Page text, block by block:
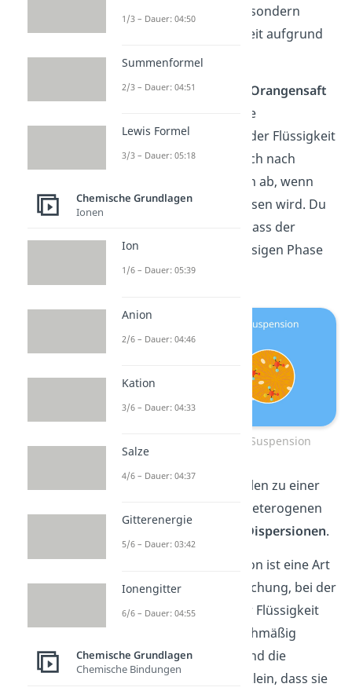
gleichmäßig verteilt, sondern
setzen sich mit der Zeit aufgrund
derSchwerkraft
Ein gutes Beispiel ist
Orangensaft
. Die
Fruchtstücke sind in der Flüssigkeit
verteilt und setzen sich nach
einiger Zeit am Boden ab, wenn
der Saft stehen gelassen wird. Du
kannst auch sagen, dass der
Feststoff in einer flüssigen Phase
suspendiert
Orangensaft: Eine Suspension
Die Supensionen zählen zu einer
Unterkategorie der heterogenen
Stoffgemische: den
Dispersionen.
Eine Dispersion ist eine Art
von heterogener Mischung, bei der
feinePartikel in einer Flüssigkeit
oder einem Gas gleichmäßig
verteilt sind. Dabei sind die
Feststoffteilchen so klein, dass sie
1/3 – Dauer: 04:50
Summenformel
2/3 – Dauer: 04:51
Lewis Formel
3/3 – Dauer: 05:18
Chemische Grundlagen
Ionen
Ion
1/6 – Dauer: 05:39
Anion
2/6 – Dauer: 04:46
Kation
3/6 – Dauer: 04:33
Salze
4/6 – Dauer: 04:37
Gitterenergie
5/6 – Dauer: 03:42
Ionengitter
6/6 – Dauer: 04:55
Chemische Grundlagen
Chemische Bindungen